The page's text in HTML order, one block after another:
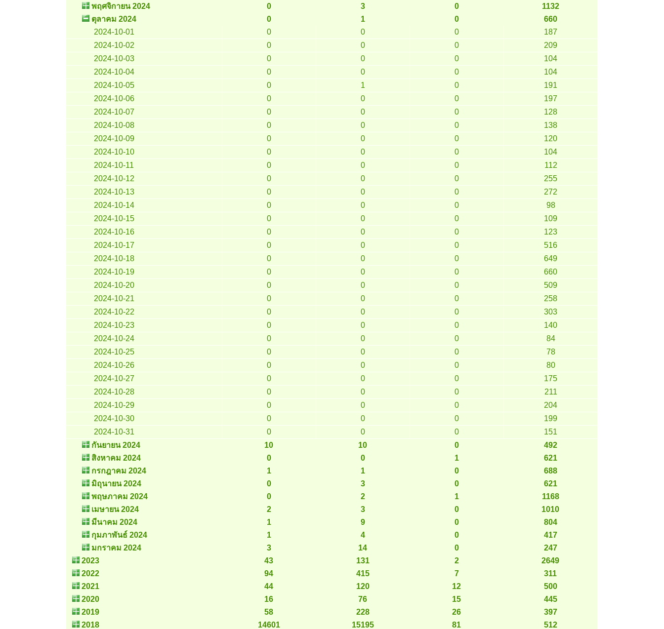
พฤศจิกายน 2024
0 3 0
1132
ตุลาคม 2024
0 1 0
660
2024-10-01
0 0 0
187
2024-10-02
0 0 0
209
2024-10-03
0 0 0
104
2024-10-04
0 0 0
104
2024-10-05
0 1 0
191
2024-10-06
0 0 0
197
2024-10-07
0 0 0
128
2024-10-08
0 0 0
138
2024-10-09
0 0 0
120
2024-10-10
0 0 0
104
2024-10-11
0 0 0
112
2024-10-12
0 0 0
255
2024-10-13
0 0 0
272
2024-10-14
0 0 0
98
2024-10-15
0 0 0
109
2024-10-16
0 0 0
123
2024-10-17
0 0 0
516
2024-10-18
0 0 0
649
2024-10-19
0 0 0
660
2024-10-20
0 0 0
509
2024-10-21
0 0 0
258
2024-10-22
0 0 0
303
2024-10-23
0 0 0
140
2024-10-24
0 0 0
84
2024-10-25
0 0 0
78
2024-10-26
0 0 0
80
2024-10-27
0 0 0
175
2024-10-28
0 0 0
211
2024-10-29
0 0 0
204
2024-10-30
0 0 0
199
2024-10-31
0 0 0
151
กันยายน 2024
10 10 0
492
สิงหาคม 2024
0 0 1
621
กรกฎาคม 2024
1 1 0
688
มิถุนายน 2024
0 3 0
621
พฤษภาคม 2024
0 2 1
1168
เมษายน 2024
2 3 0
1010
มีนาคม 2024
1 9 0
804
กุมภาพันธ์ 2024
1 4 0
417
มกราคม 2024
3 14 0
247
2023
43 131 2
2649
2022
94 415 7
311
2021
44 120 12
500
2020
16 76 15
445
2019
58 228 26
397
2018
14601 15195 81 512